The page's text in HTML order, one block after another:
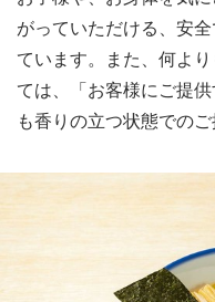
がっていただける、安
ています。また、何よ
ては、「お客様にご提
も香りの立つ状態での